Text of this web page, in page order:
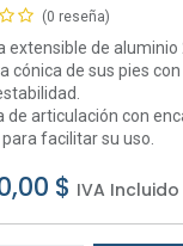
(0 reseña)
extensible de aluminio
cónica de sus pies
de articulación con
para facilitar su uso.
$ IVA Incluido